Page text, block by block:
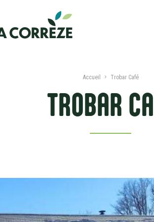
TROBAR
Accueil Trobar Café